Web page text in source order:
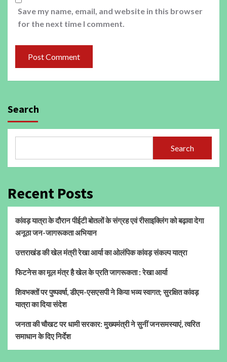
Save my name, email, and website in this browser
for the next time I comment.
Search
Search
Recent Posts
कांवड़ यात्रा के दौरान पीईटी बोतलों के संग्रह एवं रीसाइक्लिंग को बढ़ावा देगा
अनूठा जन-जागरूकता अभियान
उत्तराखंड की खेल मंत्री रेखा आर्या का ओलंपिक कांवड़ संकल्प यात्रा
फिटनेस का मूल मंत्र है खेल के प्रति जागरूकता : रेखा आर्या
शिवभक्तों पर पुष्पवर्षा, डीएम-एसएसपी ने किया भव्य स्वागत; सुरक्षित कांवड़
यात्रा का दिया संदेश
जनता की चौखट पर धामी सरकार: मुख्यमंत्री ने सुनीं जनसमस्याएं, त्वरित
समाधान के दिए निर्देश